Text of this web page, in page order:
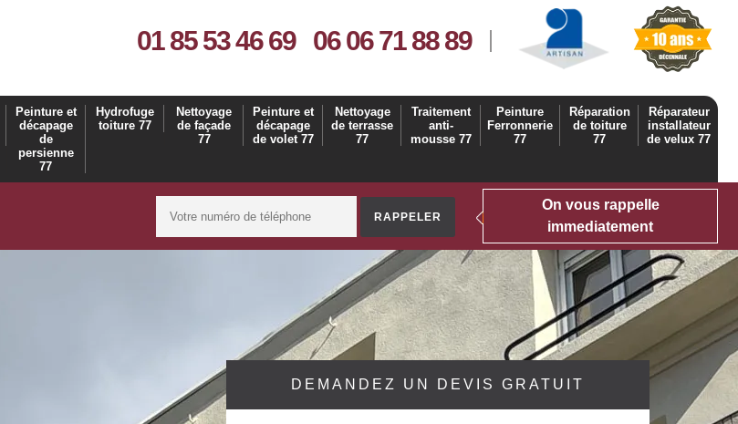
01 85 53 46 69 06 06 71 88 89
Peinture et
décapage
de
persienne
77
Hydrofuge
toiture 77
Nettoyage
de façade
77
Peinture et
décapage
de volet 77
Nettoyage
de terrasse
77
Traitement
anti-
mousse 77
Peinture
Ferronnerie
77
Réparation
de toiture
77
Réparateur
installateur
de velux 77
On vous rappelle
immediatement
DEMANDEZ UN DEVIS GRATUIT